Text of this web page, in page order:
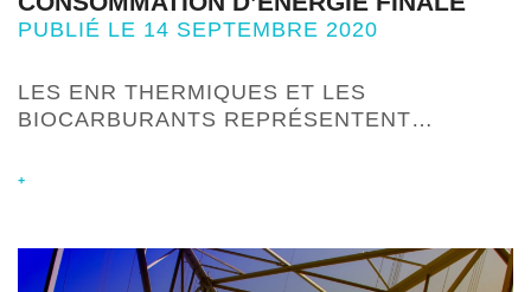
PUBLIÉ LE 14 SEPTEMBRE 2020
LES ENR THERMIQUES ET LES
BIOCARBURANTS REPRÉSENTENT…
+